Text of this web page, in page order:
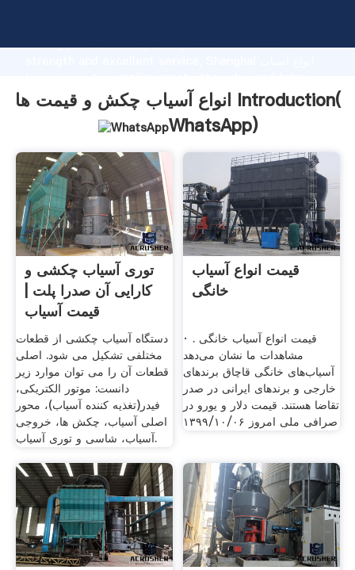
strong production capability, advanced research
values to all of customers.
انواع آسیاب چکش و قیمت ها Introduction(
WhatsApp)
توری آسیاب چکشی و
کارایی آن صدرا پلت |
قیمت آسیاب
دستگاه آسیاب چکشی از قطعات
مختلفی تشکیل می شود. اصلی
قطعات آن را می توان موارد زیر
دانست: موتور الکتریکی،
فیدر(تغذیه کننده آسیاب)، محور
اصلی آسیاب، چکش ها، خروجی
آسیاب، شاسی و توری آسیاب.
قیمت انواع آسیاب
خانگی
· قیمت انواع آسیاب خانگی .
مشاهدات ما نشان می‌دهد
آسیاب‌های خانگی قاچاق برندهای
خارجی و برندهای ایرانی در صدر
تقاضا هستند. قیمت دلار و یورو در
صرافی ملی امروز ۱۳۹۹/۱۰/۰۶